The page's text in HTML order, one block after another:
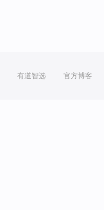
有道智选 官方博客